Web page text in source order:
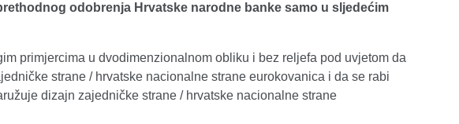
odobrenja Hrvatske narodne banke samo u sljedećim
primjercima u dvodimenzionalnom obliku i bez reljefa pod uvjetom da
strane / hrvatske nacionalne strane eurokovanica i da se rabi
dizajn zajedničke strane / hrvatske nacionalne strane